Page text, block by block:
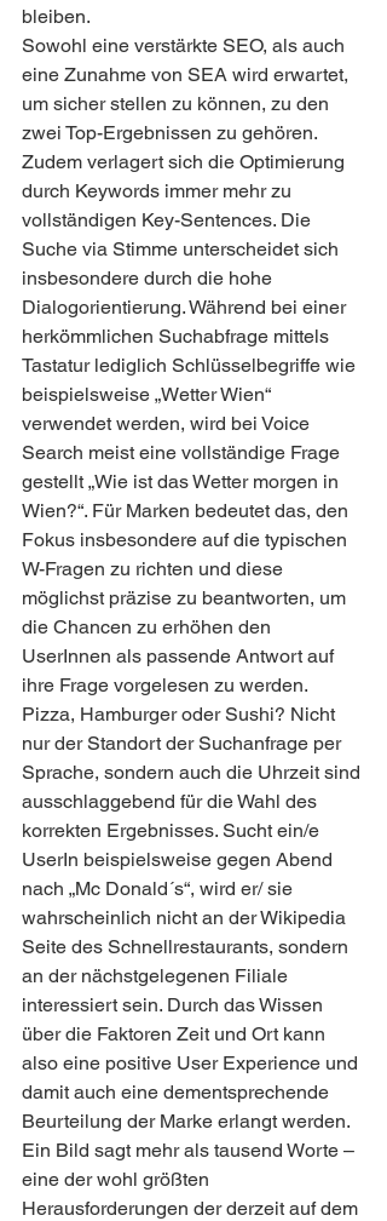
bleiben.
Sowohl eine verstärkte SEO, als auch
eine Zunahme von SEA wird erwartet,
um sicher stellen zu können, zu den
zwei Top-Ergebnissen zu gehören.
Zudem verlagert sich die Optimierung
durch Keywords immer mehr zu
vollständigen Key-Sentences. Die
Suche via Stimme unterscheidet sich
insbesondere durch die hohe
Dialogorientierung. Während bei einer
herkömmlichen Suchabfrage mittels
Tastatur lediglich Schlüsselbegriffe wie
beispielsweise „Wetter Wien“
verwendet werden, wird bei Voice
Search meist eine vollständige Frage
gestellt „Wie ist das Wetter morgen in
Wien?“. Für Marken bedeutet das, den
Fokus insbesondere auf die typischen
W-Fragen zu richten und diese
möglichst präzise zu beantworten, um
die Chancen zu erhöhen den
UserInnen als passende Antwort auf
ihre Frage vorgelesen zu werden.
Pizza, Hamburger oder Sushi? Nicht
nur der Standort der Suchanfrage per
Sprache, sondern auch die Uhrzeit sind
ausschlaggebend für die Wahl des
korrekten Ergebnisses. Sucht ein/e
UserIn beispielsweise gegen Abend
nach „Mc Donald´s“, wird er/ sie
wahrscheinlich nicht an der Wikipedia
Seite des Schnellrestaurants, sondern
an der nächstgelegenen Filiale
interessiert sein. Durch das Wissen
über die Faktoren Zeit und Ort kann
also eine positive User Experience und
damit auch eine dementsprechende
Beurteilung der Marke erlangt werden.
Ein Bild sagt mehr als tausend Worte –
eine der wohl größten
Herausforderungen der derzeit auf dem